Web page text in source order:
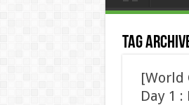
Tag
[World
Day 1